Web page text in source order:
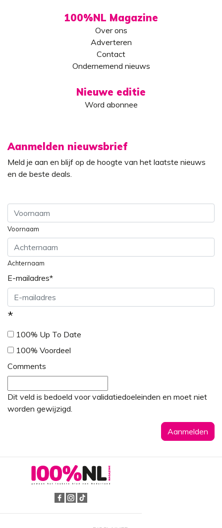
100%NL Magazine
Over ons
Adverteren
Contact
Ondernemend nieuws
Nieuwe editie
Word abonnee
Aanmelden nieuwsbrief
Meld je aan en blijf op de hoogte van het laatste nieuws
en de beste deals.
Voornaam
Achternaam
E-mailadres*
*
100% Up To Date
100% Voordeel
Comments
Dit veld is bedoeld voor validatiedoeleinden en moet niet
worden gewijzigd.